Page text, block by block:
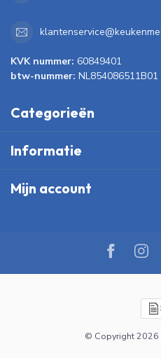
KVK nummer: 60849401
btw-nummer: NL854086511B01
Categorieën
Informatie
Mijn account
© Copyright 2026